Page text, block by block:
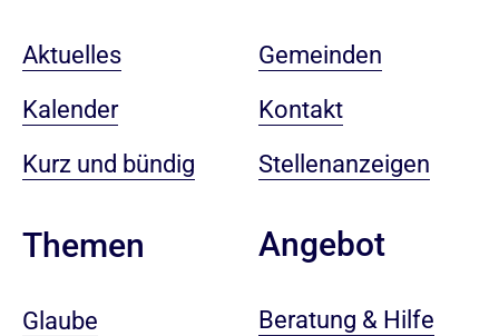
Aktuelles
Kalender
Kurz und bündig
Themen
Glaube
Gemeinden
Kontakt
Stellenanzeigen
Angebot
Beratung & Hilfe